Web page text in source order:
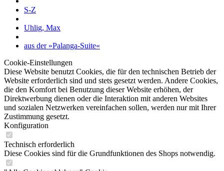
S-Z
Uhlig, Max
aus der »Palanga-Suite«
Cookie-Einstellungen
Diese Website benutzt Cookies, die für den technischen Betrieb der
Website erforderlich sind und stets gesetzt werden. Andere Cookies,
die den Komfort bei Benutzung dieser Website erhöhen, der
Direktwerbung dienen oder die Interaktion mit anderen Websites
und sozialen Netzwerken vereinfachen sollen, werden nur mit Ihrer
Zustimmung gesetzt.
Konfiguration
Technisch erforderlich
Diese Cookies sind für die Grundfunktionen des Shops notwendig.